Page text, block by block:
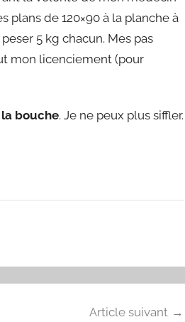
plans de 120×90 à la planche à
5 kg chacun. Mes pas
mon licenciement (pour
bouche. Je ne peux plus siffler.
Article suivant